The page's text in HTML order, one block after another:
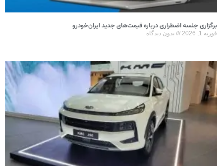
برگزاری جلسه اضطراری درباره قیمت‌های جدید ایران‌خودرو
فوریه 1, 2026 بدون دیدگاه